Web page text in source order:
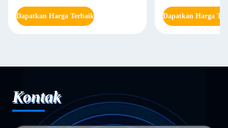
Dapatkan Harga Terbaik Dapatkan Harga
Kontak